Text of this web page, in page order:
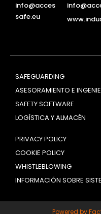
info@acces
safe.eu
SAFEGUARDING
ASESORAMIENTO E
SAFETY SOFTWARE
LOGÍSTICA Y ALMACÉN
PRIVACY POLICY
COOKIE POLICY
WHISTLEBLOWING
INFORMACIÓN SOBRE
Powered by